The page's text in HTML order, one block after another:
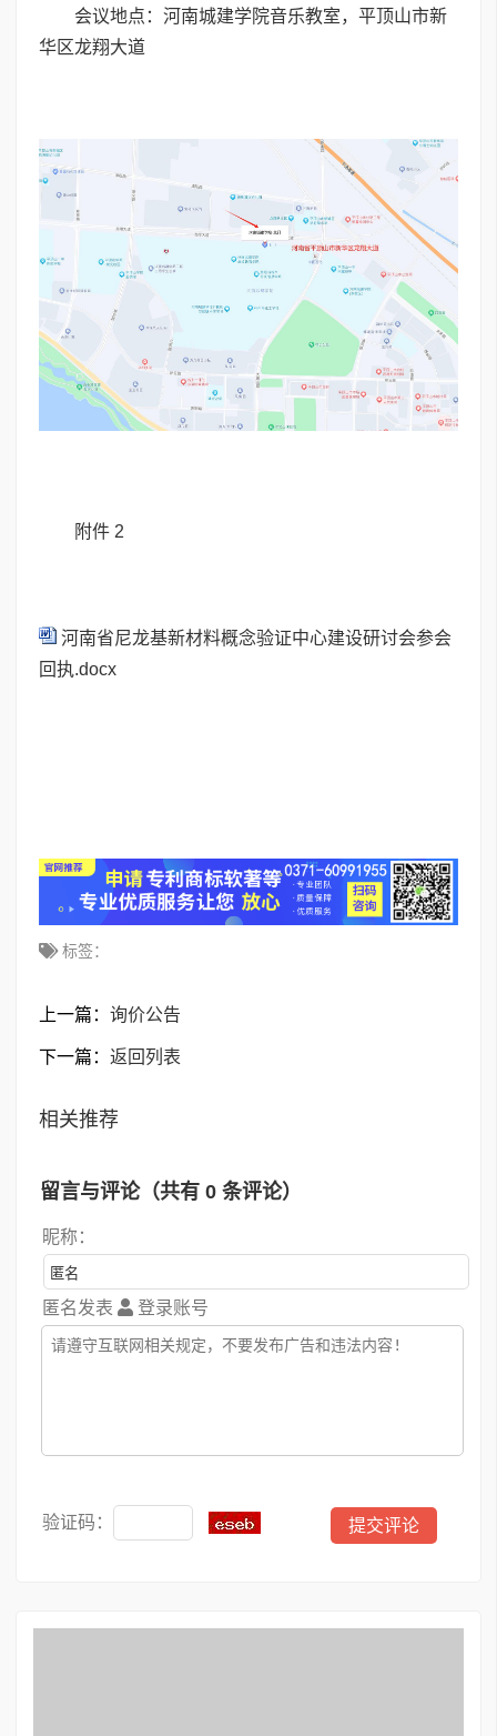
会议地点：河南城建学院音乐教室，平顶山市新
华区龙翔大道
附件 2
河南省尼龙基新材料概念验证中心建设研讨会参会
回执.docx
标签：
上一篇： 询价公告
下一篇： 返回列表
相关推荐
留言与评论（共有 0 条评论）
昵称：
匿名发表 登录账号
验证码：